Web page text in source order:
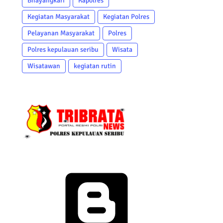
Kegiatan Masyarakat
Kegiatan Polres
Pelayanan Masyarakat
Polres
Polres kepulauan seribu
Wisata
Wisatawan
kegiatan rutin